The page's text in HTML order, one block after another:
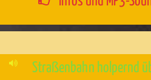
Straßenbahn holpernd